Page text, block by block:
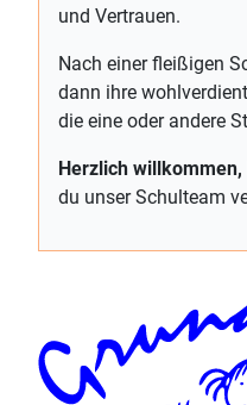
und Vertrauen.
Nach einer fleißigen
dann ihre
die eine oder andere
Herzlich willkommen,
du unser Schulteam